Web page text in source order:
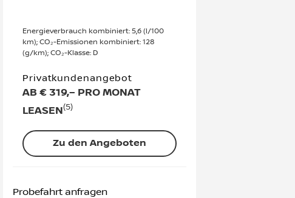
Energieverbrauch kombiniert: 5,6 (l/100
km); CO₂-Emissionen kombiniert: 128
(g/km); CO₂-Klasse: D
Privatkundenangebot
AB € 319,– PRO MONAT
LEASEN(5)
Zu den Angeboten
Probefahrt anfragen